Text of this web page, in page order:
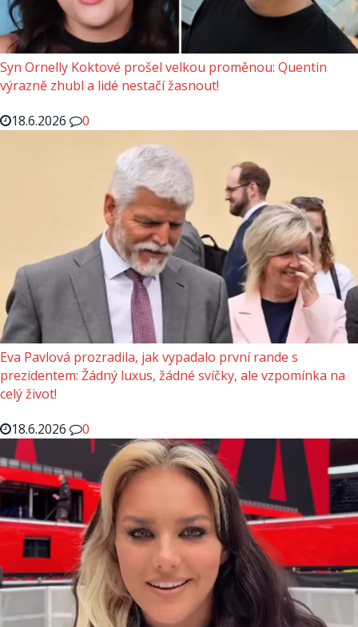
Syn Ornelly Koktové prošel velkou proměnou: Quentin
výrazně zhubl a lidé nestačí žasnout!
18.6.2026
0
Eva Pavlová prozradila, jak vypadalo první rande s
prezidentem: Žádný luxus, žádné svíčky, ale vzpomínka na
celý život!
18.6.2026
0